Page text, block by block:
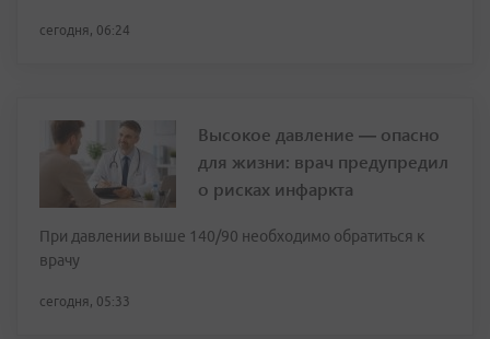
сегодня, 06:24
Высокое давление — опасно
для жизни: врач предупредил
о рисках инфаркта
При давлении выше 140/90 необходимо обратиться к
врачу
сегодня, 05:33